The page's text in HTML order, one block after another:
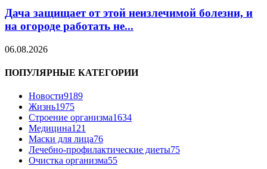
Дача защищает от этой неизлечимой болезни, и
на огороде работать не...
06.08.2026
ПОПУЛЯРНЫЕ КАТЕГОРИИ
Новости9189
Жизнь1975
Строение организма1634
Медицина121
Маски для лица76
Лечебно-профилактические диеты75
Очистка организма55